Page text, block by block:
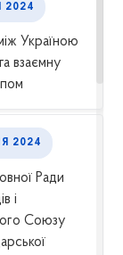
2024
Україною
взаємну
2024
Ради
і
Союзу